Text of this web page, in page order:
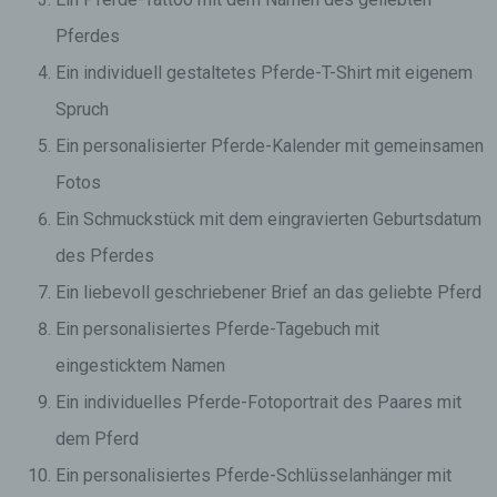
Pferdes
Ein individuell gestaltetes Pferde-T-Shirt mit eigenem
Spruch
Ein personalisierter Pferde-Kalender mit gemeinsamen
Fotos
Ein Schmuckstück mit dem eingravierten Geburtsdatum
des Pferdes
Ein liebevoll geschriebener Brief an das geliebte Pferd
Ein personalisiertes Pferde-Tagebuch mit
eingesticktem Namen
Ein individuelles Pferde-Fotoportrait des Paares mit
dem Pferd
Ein personalisiertes Pferde-Schlüsselanhänger mit